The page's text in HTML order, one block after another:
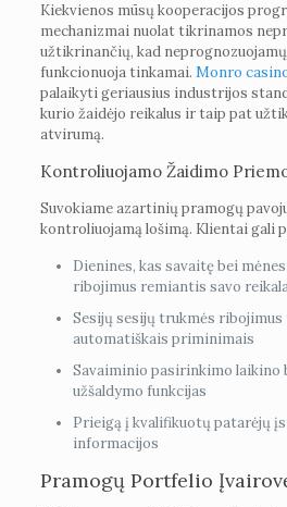
Kiekvienos mūsų kooperacijos
mechanizmai nuolat tikrinamos
užtikrinančių, kad
funkcionuoja tinkamai.Monro
palaikyti geriausius industrijos
kurio žaidėjo reikalus ir taip pat
atvirumą.
Kontroliuojamo Žaidimo
Suvokiame azartinių pramogų
kontroliuojamą lošimą. Klientai gali
Dienines, kas savaitę bei
ribojimus remiantis savo
Sesijų sesijų trukmės
automatiškais priminimais
Savaiminio pasirinkimo laikino
užšaldymo funkcijas
Prieigą į kvalifikuotų patarėjų
informacijos
Pramogų Portfelio